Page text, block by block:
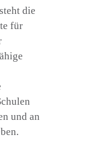
die
für
und an